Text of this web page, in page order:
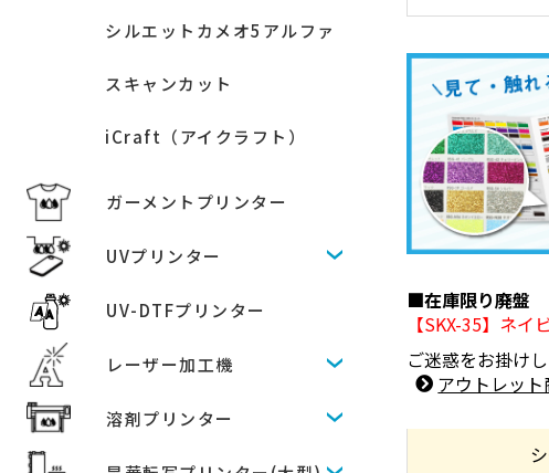
シルエットカメオ5アルファ
スキャンカット
iCraft（アイクラフト）
ガーメントプリンター
UVプリンター
UV-DTFプリンター
レーザー加工機
溶剤プリンター
■在庫限り廃盤
【SKX-35】ネイ
ご迷惑をお掛け
アウトレッ